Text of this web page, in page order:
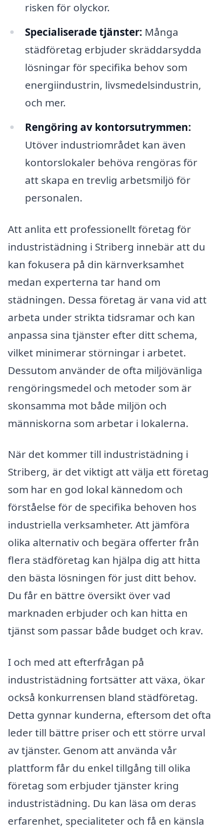
risken för olyckor.
Specialiserade tjänster: Många
städföretag erbjuder skräddarsydda
lösningar för specifika behov som
energiindustrin, livsmedelsindustrin,
och mer.
Rengöring av kontorsutrymmen:
Utöver industriområdet kan även
kontorslokaler behöva rengöras för
att skapa en trevlig arbetsmiljö för
personalen.
Att anlita ett professionellt företag för
industristädning i Striberg innebär att du
kan fokusera på din kärnverksamhet
medan experterna tar hand om
städningen. Dessa företag är vana vid att
arbeta under strikta tidsramar och kan
anpassa sina tjänster efter ditt schema,
vilket minimerar störningar i arbetet.
Dessutom använder de ofta miljövänliga
rengöringsmedel och metoder som är
skonsamma mot både miljön och
människorna som arbetar i lokalerna.
När det kommer till industristädning i
Striberg, är det viktigt att välja ett företag
som har en god lokal kännedom och
förståelse för de specifika behoven hos
industriella verksamheter. Att jämföra
olika alternativ och begära offerter från
flera städföretag kan hjälpa dig att hitta
den bästa lösningen för just ditt behov.
Du får en bättre översikt över vad
marknaden erbjuder och kan hitta en
tjänst som passar både budget och krav.
I och med att efterfrågan på
industristädning fortsätter att växa, ökar
också konkurrensen bland städföretag.
Detta gynnar kunderna, eftersom det ofta
leder till bättre priser och ett större urval
av tjänster. Genom att använda vår
plattform får du enkel tillgång till olika
företag som erbjuder tjänster kring
industristädning. Du kan läsa om deras
erfarenhet, specialiteter och få en känsla